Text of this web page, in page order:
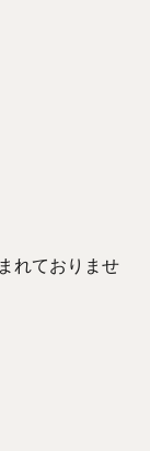
れておりませ